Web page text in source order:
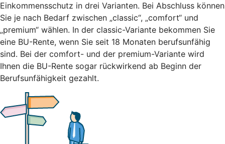
Einkommensschutz in drei Varianten. Bei Abschluss können
Sie je nach Bedarf zwischen „classic“, „comfort“ und
„premium“ wählen. In der classic-Variante bekommen Sie
eine BU-Rente, wenn Sie seit 18 Monaten berufsunfähig
sind. Bei der comfort- und der premium-Variante wird
Ihnen die BU-Rente sogar rückwirkend ab Beginn der
Berufsunfähigkeit gezahlt.